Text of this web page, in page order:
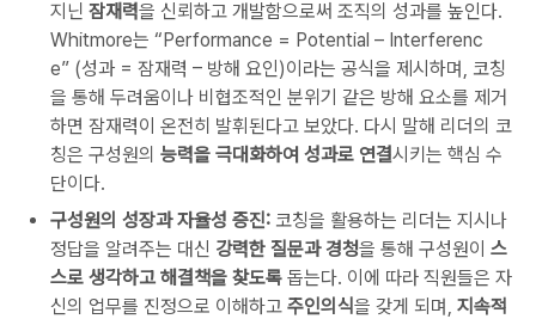
지닌 잠재력을 신뢰하고 개발함으로써 조직의 성과를 높인다.
Whitmore는 “Performance = Potential – Interferenc
e” (성과 = 잠재력 – 방해 요인)이라는 공식을 제시하며, 코칭
을 통해 두려움이나 비협조적인 분위기 같은 방해 요소를 제거
하면 잠재력이 온전히 발휘된다고 보았다. 다시 말해 리더의 코
칭은 구성원의 능력을 극대화하여 성과로 연결시키는 핵심 수
단이다.
구성원의 성장과 자율성 증진: 코칭을 활용하는 리더는 지시나
정답을 알려주는 대신 강력한 질문과 경청을 통해 구성원이 스
스로 생각하고 해결책을 찾도록 돕는다. 이에 따라 직원들은 자
신의 업무를 진정으로 이해하고 주인의식을 갖게 되며, 지속적